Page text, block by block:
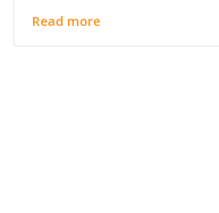
Read more